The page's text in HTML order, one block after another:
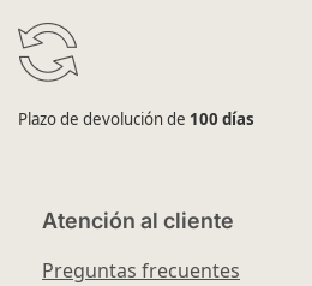
Plazo de devolución de 100 días
Atención al cliente
Preguntas frecuentes